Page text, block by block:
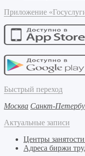
Приложение
Быстрый переход
Москва Санкт-
Актуальные записи
Центры
Адреса биржи